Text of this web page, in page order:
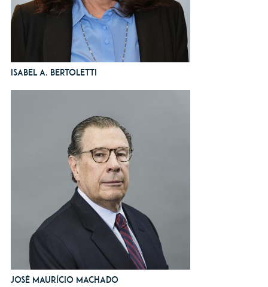
Isabel A. Bertoletti
José Maurício Machado